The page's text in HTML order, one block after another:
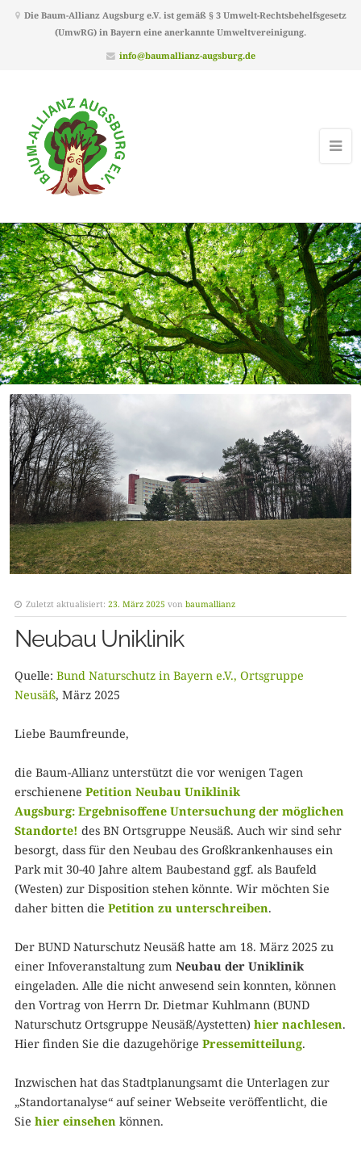
Die Baum-Allianz Augsburg e.V. ist gemäß § 3 Umwelt-Rechtsbehelfsgesetz
(UmwRG) in Bayern eine anerkannte Umweltvereinigung.
info@baumallianz-augsburg.de
Zuletzt aktualisiert: 23. März 2025 von baumallianz
Neubau Uniklinik
Quelle: Bund Naturschutz in Bayern e.V., Ortsgruppe
Neusäß, März 2025
Liebe Baumfreunde,
die Baum-Allianz unterstützt die vor wenigen Tagen
erschienene Petition Neubau Uniklinik
Augsburg: Ergebnisoffene Untersuchung der möglichen
Standorte! des BN Ortsgruppe Neusäß. Auch wir sind sehr
besorgt, dass für den Neubau des Großkrankenhauses ein
Park mit 30-40 Jahre altem Baubestand ggf. als Baufeld
(Westen) zur Disposition stehen könnte. Wir möchten Sie
daher bitten die Petition zu unterschreiben.
Der BUND Naturschutz Neusäß hatte am 18. März 2025 zu
einer Infoveranstaltung zum Neubau der Uniklinik
eingeladen. Alle die nicht anwesend sein konnten, können
den Vortrag von Herrn Dr. Dietmar Kuhlmann (BUND
Naturschutz Ortsgruppe Neusäß/Aystetten) hier nachlesen.
Hier finden Sie die dazugehörige Pressemitteilung.
Inzwischen hat das Stadtplanungsamt die Unterlagen zur
„Standortanalyse“ auf seiner Webseite veröffentlicht, die
Sie hier einsehen können.